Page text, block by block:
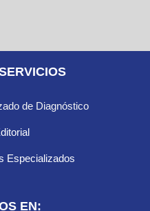
de Diagnóstico
Especializados
EN: